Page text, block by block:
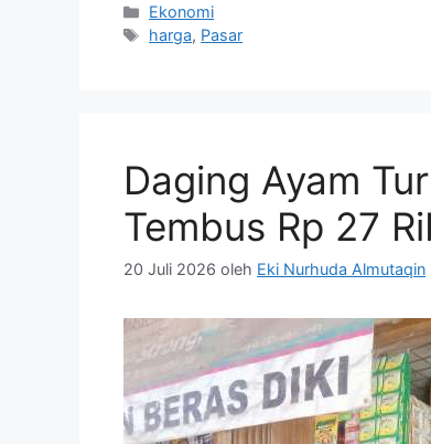
Kategori
Ekonomi
Tag
harga, Pasar
Daging Ayam
Tembus Rp 27
20 Juli 2026 oleh Eki Nurhuda Almutaqin